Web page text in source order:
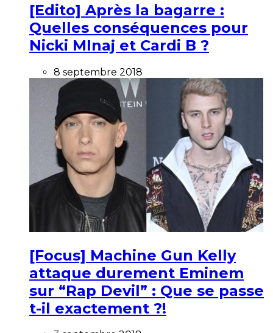
[Edito] Après la bagarre :
Quelles conséquences pour
Nicki MInaj et Cardi B ?
8 septembre 2018
[Focus] Machine Gun Kelly
attaque durement Eminem
sur “Rap Devil” : Que se passe
t-il exactement ?!